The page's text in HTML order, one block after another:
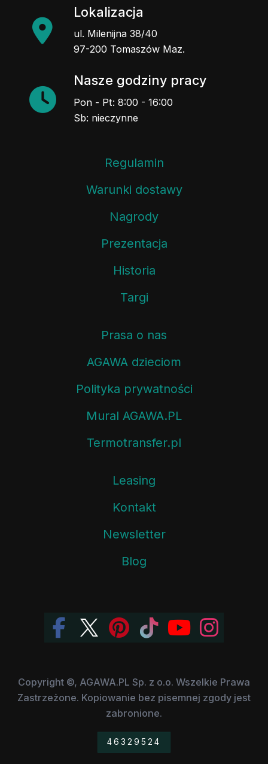
Lokalizacja
ul. Milenijna 38/40
97-200 Tomaszów Maz.
Nasze godziny pracy
Pon - Pt: 8:00 - 16:00
Sb: nieczynne
Regulamin
Warunki dostawy
Nagrody
Prezentacja
Historia
Targi
Prasa o nas
AGAWA dzieciom
Polityka prywatności
Mural AGAWA.PL
Termotransfer.pl
Leasing
Kontakt
Newsletter
Blog
Copyright ©, AGAWA.PL Sp. z o.o. Wszelkie Prawa
Zastrzeżone. Kopiowanie bez pisemnej zgody jest
zabronione.
46329524